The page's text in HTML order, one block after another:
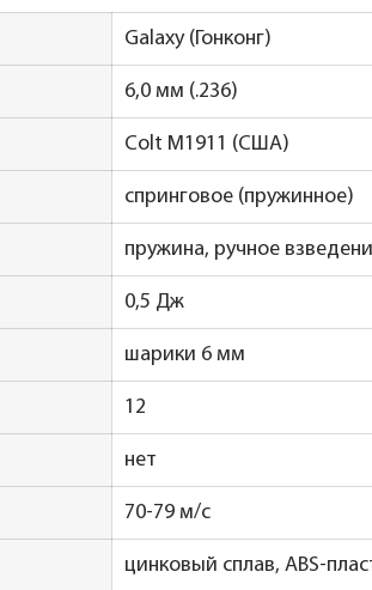
Galaxy (Гонконг)
6,0 мм (.236)
Colt M1911 (США)
спринговое (пружинное)
пружина, ручное
0,5 Дж
шарики 6 мм
12
нет
70-79 м/с
цинковый сплав, ABS-